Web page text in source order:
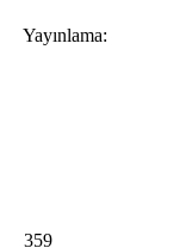
Yayınlama:
359